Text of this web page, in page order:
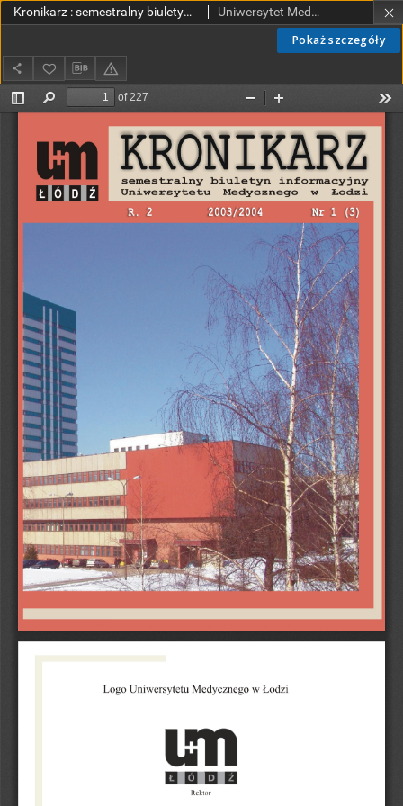
Pokaż szczegóły
Kronikarz : semestralny biuletyn informacyjny Uniwersytetu Medycznego w Łodzi 2003/2004 R. 2 nr 1(3) (cały numer) Uniwersytet Medyczny w Łodzi